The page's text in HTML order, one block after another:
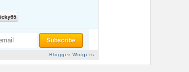
Blogger Widgets